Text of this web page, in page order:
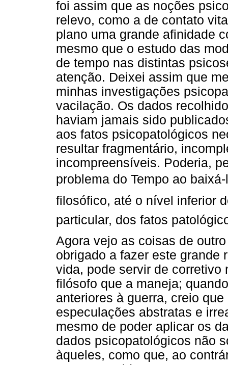
foi assim que as noções
relevo, como a de contato
plano uma grande afinidade
mesmo que o estudo das
de tempo nas distintas
atenção. Deixei assim que
minhas investigações
vacilação. Os dados
haviam jamais sido
aos fatos psicopatológicos
resultar fragmentário,
incompreensíveis. Poderia,
problema do Tempo ao baixá-
filosófico, até o nível
particular, dos fatos
Agora vejo as coisas de
obrigado a fazer este grande
vida, pode servir de corretivo
filósofo que a maneja;
anteriores à guerra, creio
especulações abstratas e
mesmo de poder aplicar os
dados psicopatológicos não
àqueles, como que, ao